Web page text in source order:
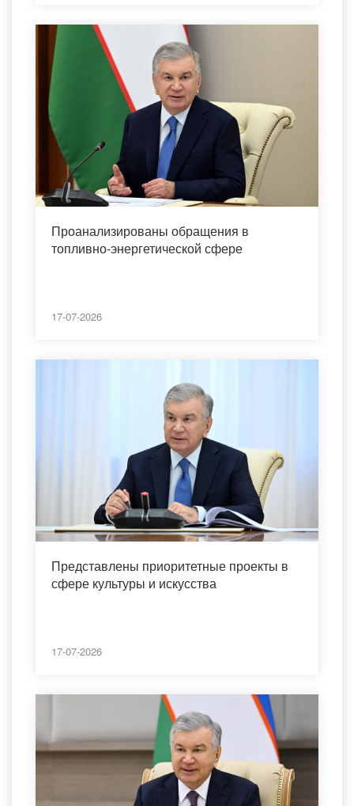
Проанализированы обращения в
топливно-энергетической сфере
17-07-2026
Представлены приоритетные проекты в
сфере культуры и искусства
17-07-2026